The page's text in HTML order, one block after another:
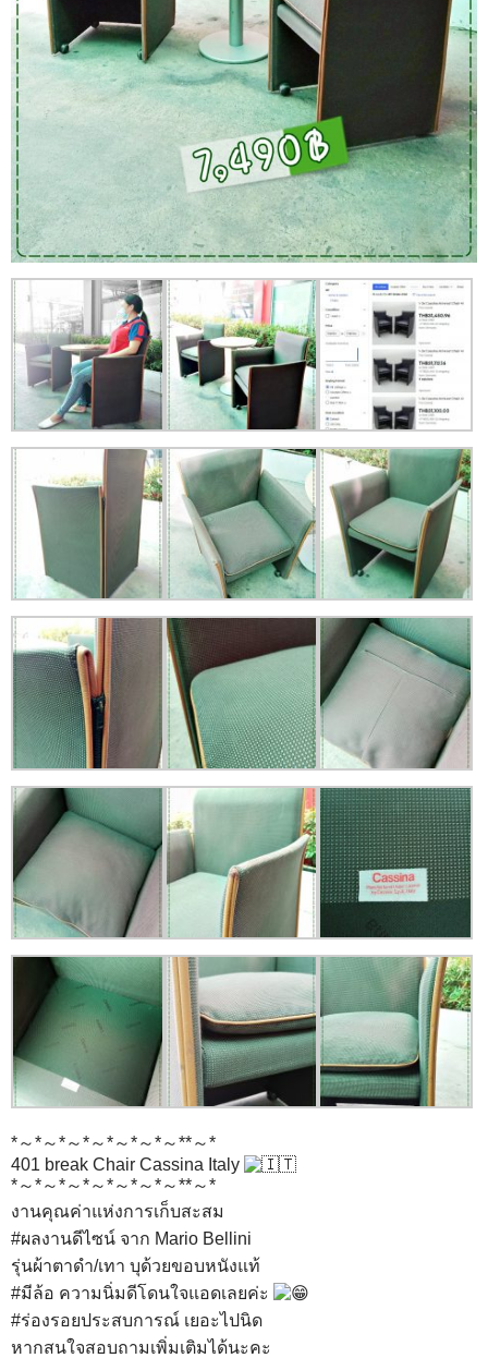
*～*～*～*～*～*～*～**～*
401 break Chair Cassina Italy
*～*～*～*～*～*～*～**～*
งานคุณค่าแห่งการเก็บสะสม
#ผลงานดีไซน์ จาก Mario Bellini
รุ่นผ้าตาดำ/เทา บุด้วยขอบหนังแท้
#มีล้อ ความนิ่มดีโดนใจแอดเลยค่ะ
#ร่องรอยประสบการณ์ เยอะไปนิด
หากสนใจสอบถามเพิ่มเติมได้นะคะ